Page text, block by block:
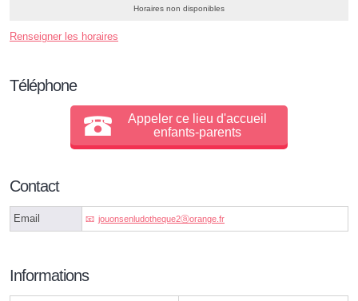
Horaires non disponibles
Renseigner les horaires
Téléphone
Appeler ce lieu d'accueil
enfants-parents
Contact
Email jouonsenludotheque2ⓐorange.fr
Informations